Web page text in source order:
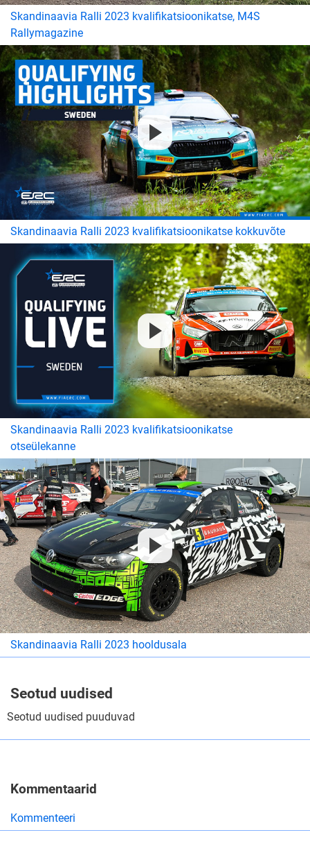
Skandinaavia Ralli 2023 kvalifikatsioonikatse, M4S
Rallymagazine
Skandinaavia Ralli 2023 kvalifikatsioonikatse kokkuvõte
Skandinaavia Ralli 2023 kvalifikatsioonikatse
otseülekanne
Skandinaavia Ralli 2023 hooldusala
Seotud uudised
Seotud uudised puuduvad
Kommentaarid
Kommenteeri